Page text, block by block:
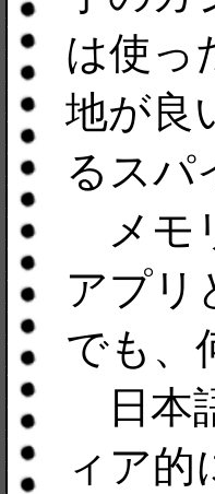
は使っ
地が良
るスパ
メモ
アプリ
でも、
日本
ィア的